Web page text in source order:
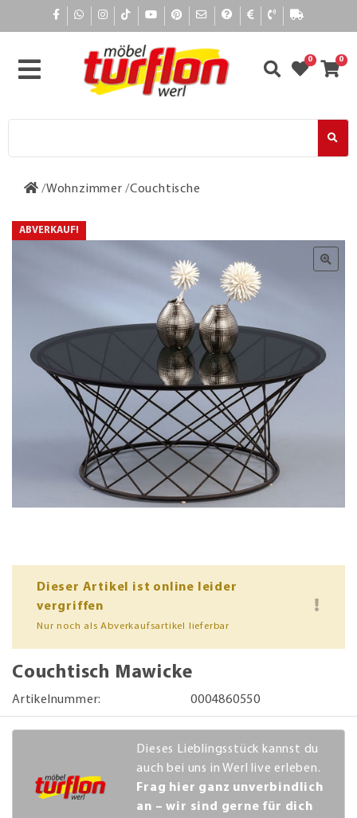
0 0
Wohnzimmer Couchtische
ABVERKAUF!
Dieser Artikel ist online leider
vergriffen
Nur noch als Abverkaufsartikel lieferbar
Couchtisch Mawicke
Artikelnummer: 0004860550
Dieses Lieblingsstück kannst du
auch bei uns in Werl live erleben.
Frag hier ganz unverbindlich
an – wir sind gerne für dich